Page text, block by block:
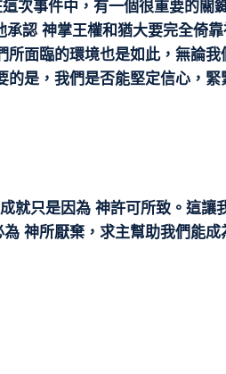
次事件中，有一個很重要的關
認 神掌王權和猶大要完全倚
面臨的環境也是如此，無論
是，我們是否能堅定信心，
就只是因為 神許可所致。這讓
神所厭棄，求主幫助我們能成